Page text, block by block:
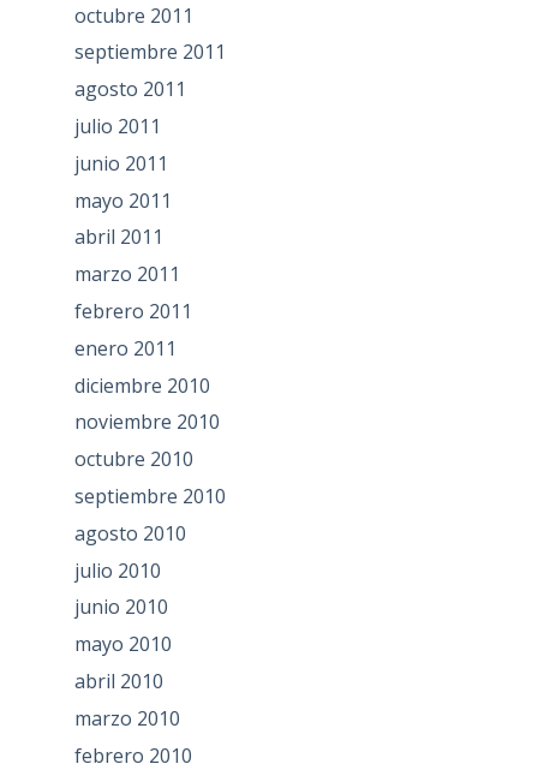
octubre 2011
septiembre 2011
agosto 2011
julio 2011
junio 2011
mayo 2011
abril 2011
marzo 2011
febrero 2011
enero 2011
diciembre 2010
noviembre 2010
octubre 2010
septiembre 2010
agosto 2010
julio 2010
junio 2010
mayo 2010
abril 2010
marzo 2010
febrero 2010